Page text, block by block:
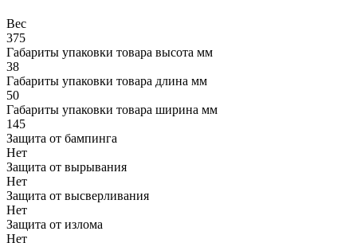
Вес
375
Габариты упаковки товара высота мм
38
Габариты упаковки товара длина мм
50
Габариты упаковки товара ширина мм
145
Защита от бампинга
Нет
Защита от вырывания
Нет
Защита от высверливания
Нет
Защита от излома
Нет